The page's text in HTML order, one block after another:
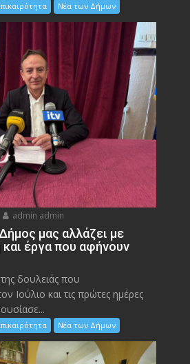
Νέα των Δήμων
admin admin
μας αλλάζει με
και έργα που αφήνουν
δουλειάς που
Ιούλιο και τις πρώτες ημέρες
Νέα των Δήμων